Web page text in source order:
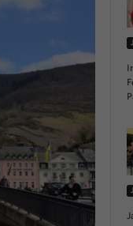
unserer Website. Einige
und Ihre Erfahrung
werden (z. B. IP-
und
Daten finden Sie in
Cookies. Sie können Ihre
weitere Informationen